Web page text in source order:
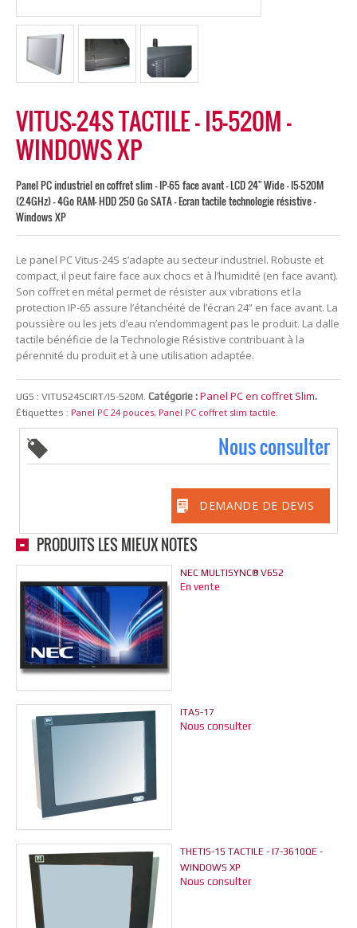
VITUS-24S TACTILE – I5-520M –
WINDOWS XP
Panel PC industriel en coffret slim - IP-65 face avant - LCD 24" Wide - I5-520M
(2.4GHz) - 4Go RAM- HDD 250 Go SATA - Ecran tactile technologie résistive -
Windows XP
Le panel PC Vitus-24S s’adapte au secteur industriel. Robuste et
compact, il peut faire face aux chocs et à l’humidité (en face avant).
Son coffret en métal permet de résister aux vibrations et la
protection IP-65 assure l’étanchéité de l’écran 24” en face avant. La
poussière ou les jets d’eau n’endommagent pas le produit. La dalle
tactile bénéficie de la Technologie Résistive contribuant à la
pérennité du produit et à une utilisation adaptée.
UGS : VITUS24SCIRT/I5-520M. Catégorie : Panel PC en coffret Slim.
Étiquettes : Panel PC 24 pouces, Panel PC coffret slim tactile.
Nous consulter
DEMANDE DE DEVIS
PRODUITS LES MIEUX NOTÉS
NEC MULTISYNC® V652
En vente
ITAS-17
Nous consulter
THETIS-15 TACTILE - I7-3610QE -
WINDOWS XP
Nous consulter